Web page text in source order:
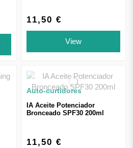
11,50 €
View
Auto-curtidores
IA Aceite Potenciador
Bronceado SPF30 200ml
11,50 €